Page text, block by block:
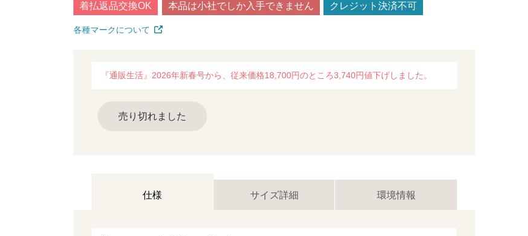
着払返品交換OK 本品は小社でしか入手できません クレジット決済不可
各種マークについて
『通販生活』2026年新春号から、従来価格18,700円のところ3,740円値下げしました。
売り切れました
仕様 サイズ詳細 環境情報